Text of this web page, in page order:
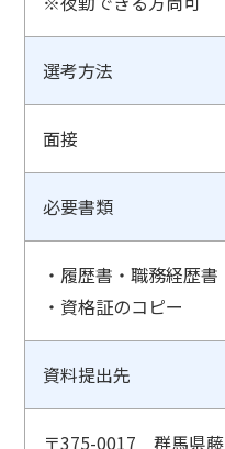
選考方法
面接
必要書類
・履歴書・職務経歴書
・資格証のコピー
資料提出先
〒375-0017 群馬県